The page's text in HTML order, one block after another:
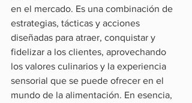
en el mercado. Es una combinación de
estrategias, tácticas y acciones
diseñadas para atraer, conquistar y
fidelizar a los clientes, aprovechando
los valores culinarios y la experiencia
sensorial que se puede ofrecer en el
mundo de la alimentación. En esencia,